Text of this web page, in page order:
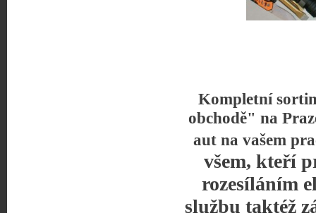
Kompletní
obchodě" na
aut na vašem
všem, kteří
rozesíláním
službu taktéž